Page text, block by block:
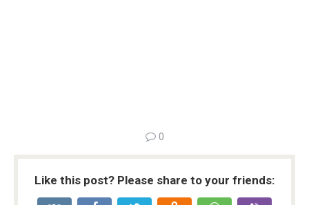
0
Like this post? Please share to your friends: